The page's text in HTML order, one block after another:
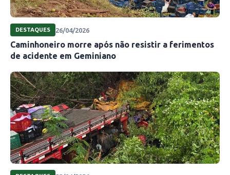
DESTAQUES 26/04/2026
Caminhoneiro morre após não resistir a ferimentos
de acidente em Geminiano